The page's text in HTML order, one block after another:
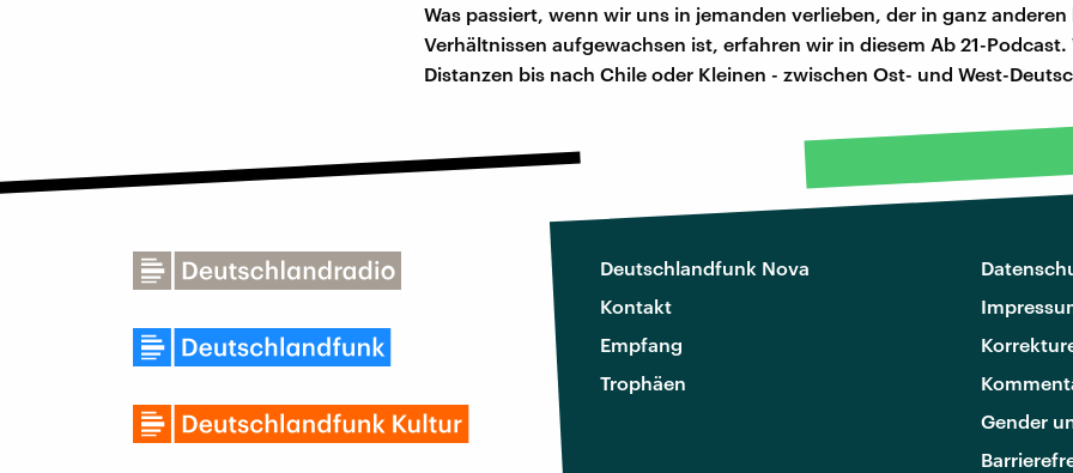
Was passiert, wenn wir uns in jemanden verlieben, der in ganz
Verhältnissen aufgewachsen ist, erfahren wir in diesem Ab 21-Podcast.
Distanzen bis nach Chile oder Kleinen - zwischen Ost- und West-
Deutschlandfunk Nova
Kontakt
Empfang
Trophäen
Gender